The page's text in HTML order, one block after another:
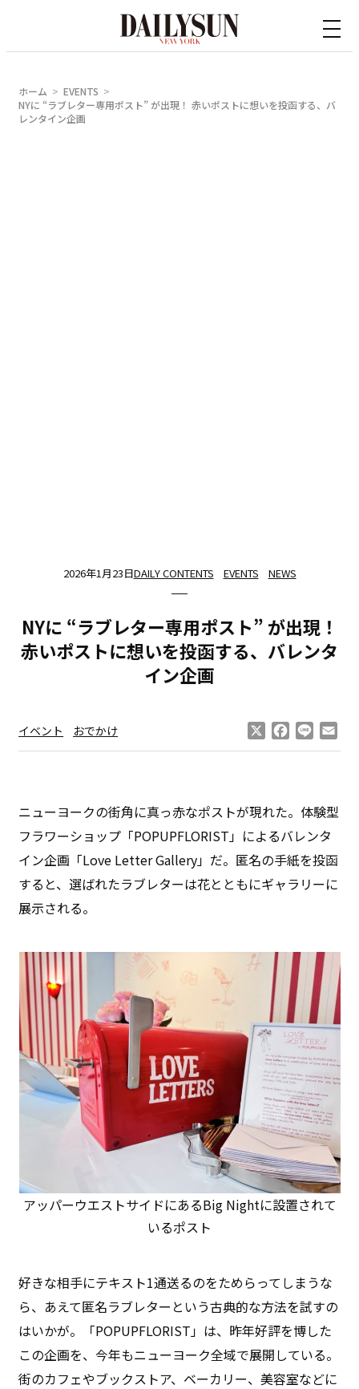
ホーム
EVENTS
NYに “ラブレター専用ポスト” が出現！ 赤いポストに想いを投函する、バ
レンタイン企画
2026年1月23日DAILY CONTENTS EVENTS NEWS
NYに “ラブレター専用ポスト” が出現！
赤いポストに想いを投函する、バレンタ
イン企画
イベント おでかけ Facebook
Line
ニューヨークの街角に真っ赤なポストが現れた。体験型
フラワーショップ「POPUPFLORIST」によるバレンタ
イン企画「Love Letter Gallery」だ。匿名の手紙を投函
すると、選ばれたラブレターは花とともにギャラリーに
展示される。
アッパーウエストサイドにあるBig Nightに設置されて
いるポスト
好きな相手にテキスト1通送るのをためらってしまうな
ら、あえて匿名ラブレターという古典的な方法を試すの
はいかが。「POPUPFLORIST」は、昨年好評を博した
この企画を、今年もニューヨーク全域で展開している。
街のカフェやブックストア、ベーカリー、美容室などに